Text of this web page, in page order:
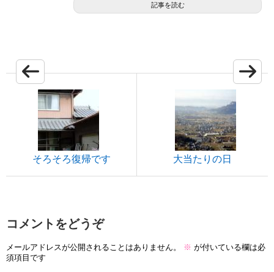
記事を読む
そろそろ復帰です 大当たりの日
コメントをどうぞ
メールアドレスが公開されることはありません。 ※ が付いている欄は必
須項目です